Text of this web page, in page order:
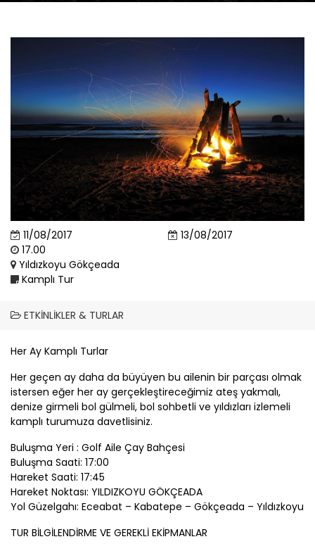
11/08/2017
13/08/2017
17.00
Yıldızkoyu Gökçeada
Kamplı Tur
ETKINLIKLER & TURLAR
Her Ay Kamplı Turlar
Her geçen ay daha da büyüyen bu ailenin bir parçası olmak
istersen eğer her ay gerçekleştireceğimiz ateş yakmalı,
denize girmeli bol gülmeli, bol sohbetli ve yıldızları izlemeli
kamplı turumuza davetlisiniz.
Buluşma Yeri : Golf Aile Çay Bahçesi
Buluşma Saati: 17:00
Hareket Saati: 17:45
Hareket Noktası: YILDIZKOYU GÖKÇEADA
Yol Güzelgahı: Eceabat – Kabatepe – Gökçeada – Yıldızkoyu
TUR BİLGİLENDİRME VE GEREKLİ EKİPMANLAR